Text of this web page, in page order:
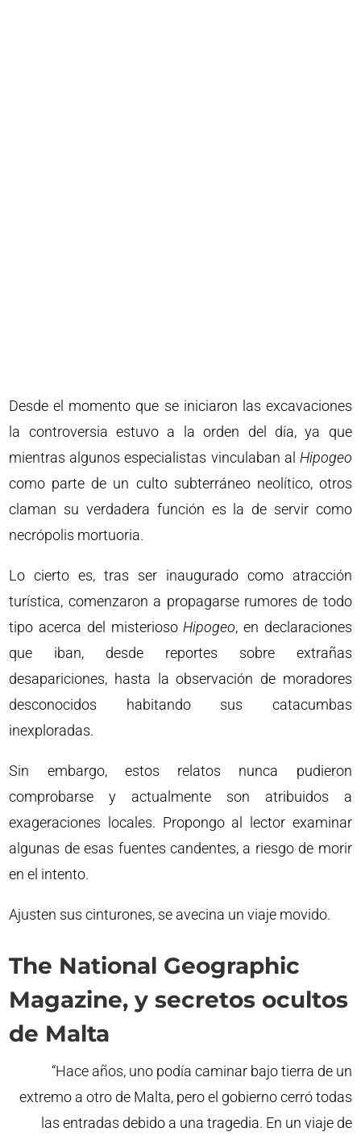
Desde el momento que se iniciaron las excavaciones
la controversia estuvo a la orden del día, ya que
mientras algunos especialistas vinculaban al Hipogeo
como parte de un culto subterráneo neolítico, otros
claman su verdadera función es la de servir como
necrópolis mortuoria.
Lo cierto es, tras ser inaugurado como atracción
turística, comenzaron a propagarse rumores de todo
tipo acerca del misterioso Hipogeo, en declaraciones
que iban, desde reportes sobre extrañas
desapariciones, hasta la observación de moradores
desconocidos habitando sus catacumbas
inexploradas.
Sin embargo, estos relatos nunca pudieron
comprobarse y actualmente son atribuidos a
exageraciones locales. Propongo al lector examinar
algunas de esas fuentes candentes, a riesgo de morir
en el intento.
Ajusten sus cinturones, se avecina un viaje movido.
The National Geographic
Magazine, y secretos ocultos
de Malta
“Hace años, uno podía caminar bajo tierra de un
extremo a otro de Malta, pero el gobierno cerró todas
las entradas debido a una tragedia. En un viaje de